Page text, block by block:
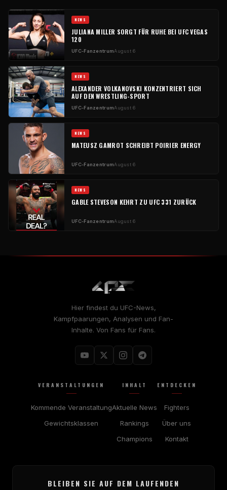
NEWS
JULIANA MILLER SORGT FÜR RUHE BEI UFC VEGAS
120
UFC-FanzentrumAugust 6
NEWS
ALEXANDER VOLKANOVSKI KONZENTRIERT SICH
AUF DEN WRESTLING-SPORT
UFC-FanzentrumAugust 6
NEWS
MATEUSZ GAMROT SCHREIBT POIRIER ENERGY
UFC-FanzentrumAugust 6
NEWS
GABLE STEVESON KEHRT ZU UFC 331 ZURÜCK
UFC-FanzentrumAugust 6
Hier findest du UFC-News,
Kampfpaarungen, Analysen und Fan-
Inhalte. Von Fans für Fans.
VERANSTALTUNGEN
Kommende Veranstaltung
Gewichtsklassen
INHALT
Aktuelle News
Rankings
Champions
ENTDECKEN
Fighters
Über uns
Kontakt
BLEIBEN SIE AUF DEM LAUFENDEN